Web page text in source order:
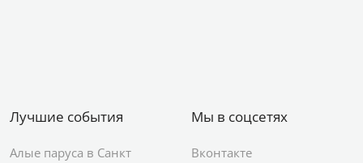
Лучшие события
Алые паруса в Санкт
Мы в соцсетях
Вконтакте